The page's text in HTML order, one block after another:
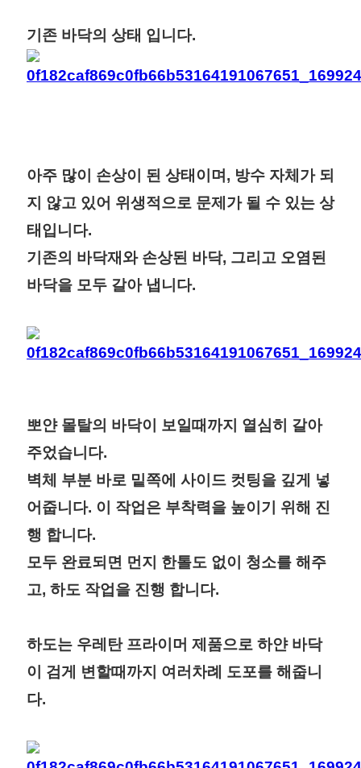
기존 바닥의 상태 입니다.
아주 많이 손상이 된 상태이며, 방수 자체가 되
지 않고 있어 위생적으로 문제가 될 수 있는 상
태입니다.
기존의 바닥재와 손상된 바닥, 그리고 오염된
바닥을 모두 갈아 냅니다.
뽀얀 몰탈의 바닥이 보일때까지 열심히 갈아
주었습니다.
벽체 부분 바로 밑쪽에 사이드 컷팅을 깊게 넣
어줍니다. 이 작업은 부착력을 높이기 위해 진
행 합니다.
모두 완료되면 먼지 한톨도 없이 청소를 해주
고, 하도 작업을 진행 합니다.
하도는 우레탄 프라이머 제품으로 하얀 바닥
이 검게 변할때까지 여러차례 도포를 해줍니
다.